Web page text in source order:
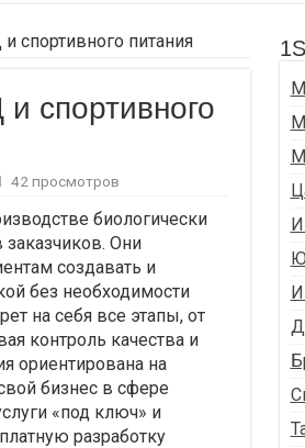
спортивного питания
спортивного
42 просмотров
биологически
Они
создавать и
без необходимости
на себя все этапы, от
контроль качества и
ориентирована на
бизнес в сфере
«под ключ» и
разработку